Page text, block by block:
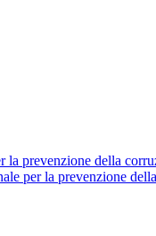
la prevenzione della
per la prevenzione